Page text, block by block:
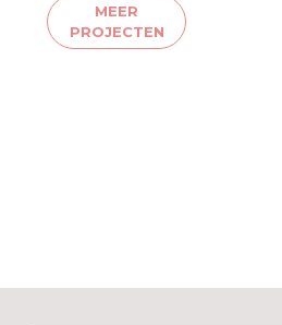
MEER
PROJECTEN